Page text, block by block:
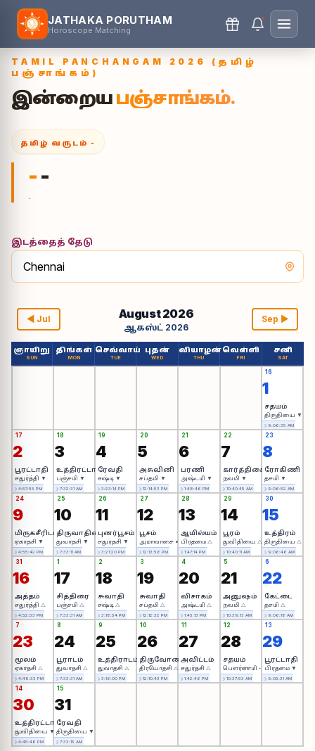
JATHAKA PORUTHAM
Horoscope Matching
TAMIL PANCHANGAM 2026 (தமிழ்
பஞ்சாங்கம்)
இன்றைய பஞ்சாங்கம்.
தமிழ் வருடம் -
--
-
இடத்தைத் தேடு
◀ Jul August 2026
ஆகஸ்ட் 2026
Sep ▶
ஞாயிறு
SUN
திங்கள்
MON
செவ்வாய்
TUE
புதன்
WED
வியாழன்
THU
வெள்ளி
FRI
சனி
SAT
16
1
சதயம்
திருதியை ▼
☽ 9:06:35 AM
17
2
பூரட்டாதி
சதுர்த்தி ▼
☽ 4:57:55 PM
18
3
உத்திரட்டாதி
பஞ்சமி ▼
☽ 7:32:31 AM
19
4
ரேவதி
சஷ்டி ▼
☽ 3:23:14 PM
20
5
அசுவினி
சப்தமி ▼
☽ 12:14:53 PM
21
6
பரணி
அஷ்டமி ▼
☽ 1:48:46 PM
22
7
கார்த்திகை
நவமி ▼
☽ 10:40:45 AM
23
8
ரோகிணி
தசமி ▼
☽ 9:06:52 AM
24
9
மிருகசீரிடம்
ஏகாதசி ▼
☽ 4:55:42 PM
25
10
திருவாதிரை
துவாதசி ▼
☽ 7:33:11 AM
26
11
புனர்பூசம்
சதுர்தசி ▼
☽ 3:21:20 PM
27
12
பூசம்
அமாவாசை •
☽ 12:13:56 PM
28
13
ஆயில்யம்
பிரதமை △
☽ 1:47:14 PM
29
14
பூரம்
துவிதியை △
☽ 10:40:11 AM
30
15
உத்திரம்
திருதியை △
☽ 9:06:46 AM
31
16
அத்தம்
சதுர்த்தி △
☽ 4:52:53 PM
1
17
சித்திரை
பஞ்சமி △
☽ 7:33:31 AM
2
18
சுவாதி
சஷ்டி △
☽ 3:18:54 PM
3
19
சுவாதி
சப்தமி △
☽ 12:12:32 PM
4
20
விசாகம்
அஷ்டமி △
☽ 1:45:13 PM
5
21
அனுஷம்
நவமி △
☽ 10:39:13 AM
6
22
கேட்டை
தசமி △
☽ 9:06:18 AM
7
23
மூலம்
ஏகாதசி △
☽ 4:49:33 PM
8
24
பூராடம்
துவாதசி △
☽ 7:33:31 AM
9
25
உத்திராடம்
துவாதசி △
☽ 3:16:00 PM
10
26
திருவோணம்
திரயோதசி △
☽ 12:10:43 PM
11
27
அவிட்டம்
சதுர்தசி △
☽ 1:42:46 PM
12
28
சதயம்
பௌர்ணமி ◦
☽ 10:37:53 AM
13
29
பூரட்டாதி
பிரதமை ▼
☽ 9:05:31 AM
14
30
உத்திரட்டாதி
துவிதியை ▼
☽ 4:45:46 PM
15
31
ரேவதி
திருதியை ▼
☽ 7:33:15 AM